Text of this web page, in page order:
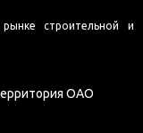
строительной и
ОАО